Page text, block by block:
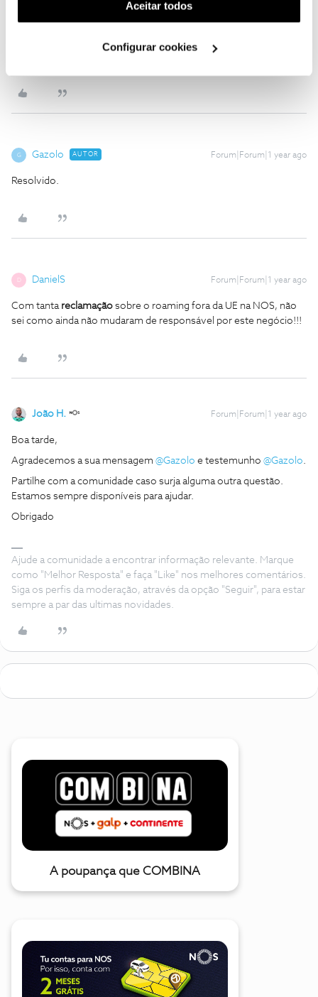
(cookies de publicidade personalizada). Pode gerir a
utilização dos cookies clicando em "Configurar
Aceitar todos
Configurar cookies
qualquer informação será do meu próprio conhecimento e
feitas pelos moderadores destacados no fórum.
G Gazolo AUTOR Forum|Forum|1 year ago
Resolvido.
D DanielS Forum|Forum|1 year ago
Com tanta reclamação sobre o roaming fora da UE na NOS, não
sei como ainda não mudaram de responsável por este negócio!!!
João H. Forum|Forum|1 year ago
Boa tarde,
Agradecemos a sua mensagem @Gazolo e testemunho @Gazolo.
Partilhe com a comunidade caso surja alguma outra questão.
Estamos sempre disponíveis para ajudar.
Obrigado
Ajude a comunidade a encontrar informação relevante. Marque
como "Melhor Resposta" e faça "Like" nos melhores comentários.
Siga os perfis da moderação, através da opção "Seguir", para estar
sempre a par das ultimas novidades.
A poupança que COMBINA